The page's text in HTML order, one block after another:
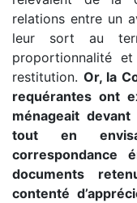
relations entre un
leur sort au
proportionnalité
restitution. Or, la
requérantes ont
ménageait
tout en
correspondance
documents
contenté